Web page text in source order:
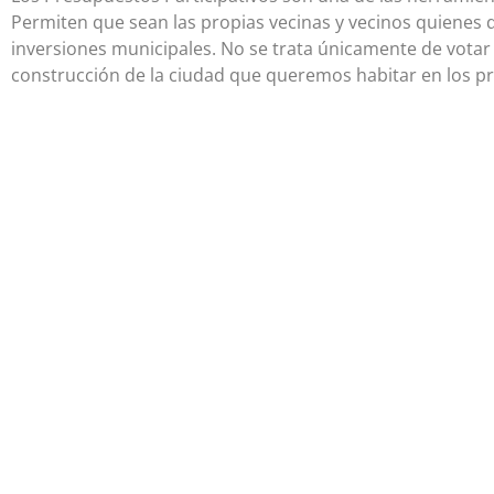
Permiten que sean las propias vecinas y vecinos
inversiones municipales. No se trata únicamente de
construcción de la ciudad que queremos habitar en los